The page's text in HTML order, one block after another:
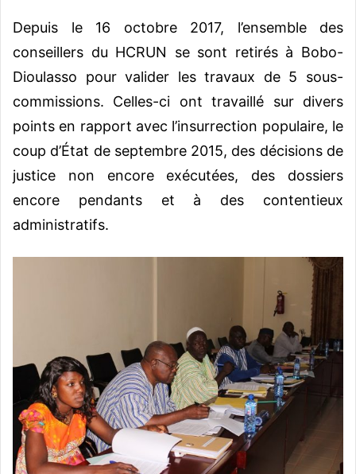
Depuis le 16 octobre 2017, l’ensemble des
conseillers du HCRUN se sont retirés à Bobo-
Dioulasso pour valider les travaux de 5 sous-
commissions. Celles-ci ont travaillé sur divers
points en rapport avec l’insurrection populaire, le
coup d’État de septembre 2015, des décisions de
justice non encore exécutées, des dossiers
encore pendants et à des contentieux
administratifs.